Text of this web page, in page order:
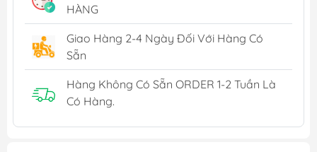
HÀNG
Giao Hàng 2-4 Ngày Đối Với Hàng Có
Sẵn
Hàng Không Có Sẵn ORDER 1-2 Tuần Là
Có Hàng.